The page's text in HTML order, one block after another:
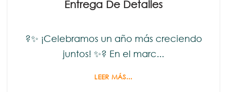
Entrega De Detalles
?✨ ¡Celebramos un año más creciendo
juntos! ✨? En el marc...
LEER MÁS...